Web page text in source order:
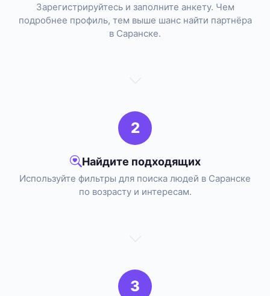
Зарегистрируйтесь и заполните анкету. Чем
подробнее профиль, тем выше шанс найти партнёра
в Саранске.
2
Найдите подходящих
Используйте фильтры для поиска людей в Саранске
по возрасту и интересам.
3